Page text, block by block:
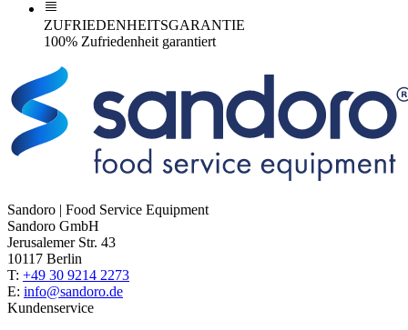
ZUFRIEDENHEITSGARANTIE
100% Zufriedenheit garantiert
Sandoro | Food Service Equipment
Sandoro GmbH
Jerusalemer Str. 43
10117 Berlin
T: +49 30 9214 2273
E: info@sandoro.de
Kundenservice